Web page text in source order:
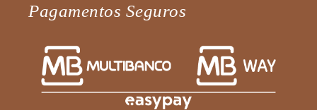
Pagamentos Seguros